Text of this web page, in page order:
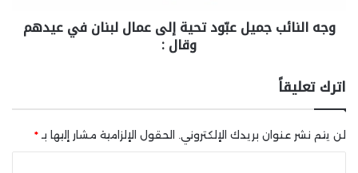
وجه النائب جميل عبّود تحية إلى عمال لبنان في عيدهم
وقال :
اترك تعليقاً
لن يتم نشر عنوان بريدك الإلكتروني. الحقول الإلزامية مشار إليها بـ *